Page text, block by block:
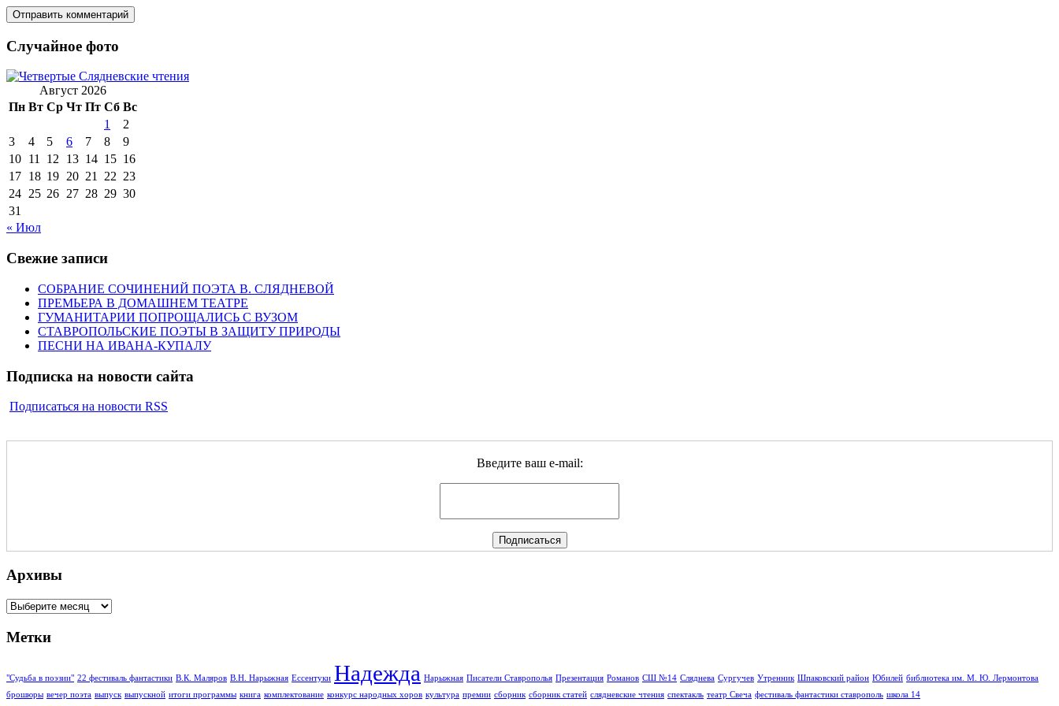
Случайное фото
Август 2026
Пн Вт Ср Чт Пт Сб Вс
1
2
3
4 5 6 7 8
9
10 11 12 13 14 15 16
17 18 19 20 21 22 23
24 25 26 27 28 29 30
31
« Июл
Свежие записи
СОБРАНИЕ СОЧИНЕНИЙ ПОЭТА В. СЛЯДНЕВОЙ
ПРЕМЬЕРА В ДОМАШНЕМ ТЕАТРЕ
ГУМАНИТАРИИ ПОПРОЩАЛИСЬ С ВУЗОМ
СТАВРОПОЛЬСКИЕ ПОЭТЫ В ЗАЩИТУ ПРИРОДЫ
ПЕСНИ НА ИВАНА-КУПАЛУ
Подписка на новости сайта
Подписаться на новости RSS
Введите ваш e-mail:
Архивы
Архивы
Метки
"Судьба в поэзии" 22 фестиваль фантастики В.К. Маляров В.Н. Нарыжная Ессентуки Надежда Нарыжная Писатели Ставрополья Презентация Романов СШ №14 Сляднева Сургучев Утренник Шпаковский район Юбилей библиотека им. М. Ю. Лермонтова
брошюры вечер поэта выпуск выпускной итоги программы книга комплектование конкурс народных хоров культура премии сборник сборник статей слядневские чтения спектакль театр Свеча фестиваль фантастики ставрополь школа 14